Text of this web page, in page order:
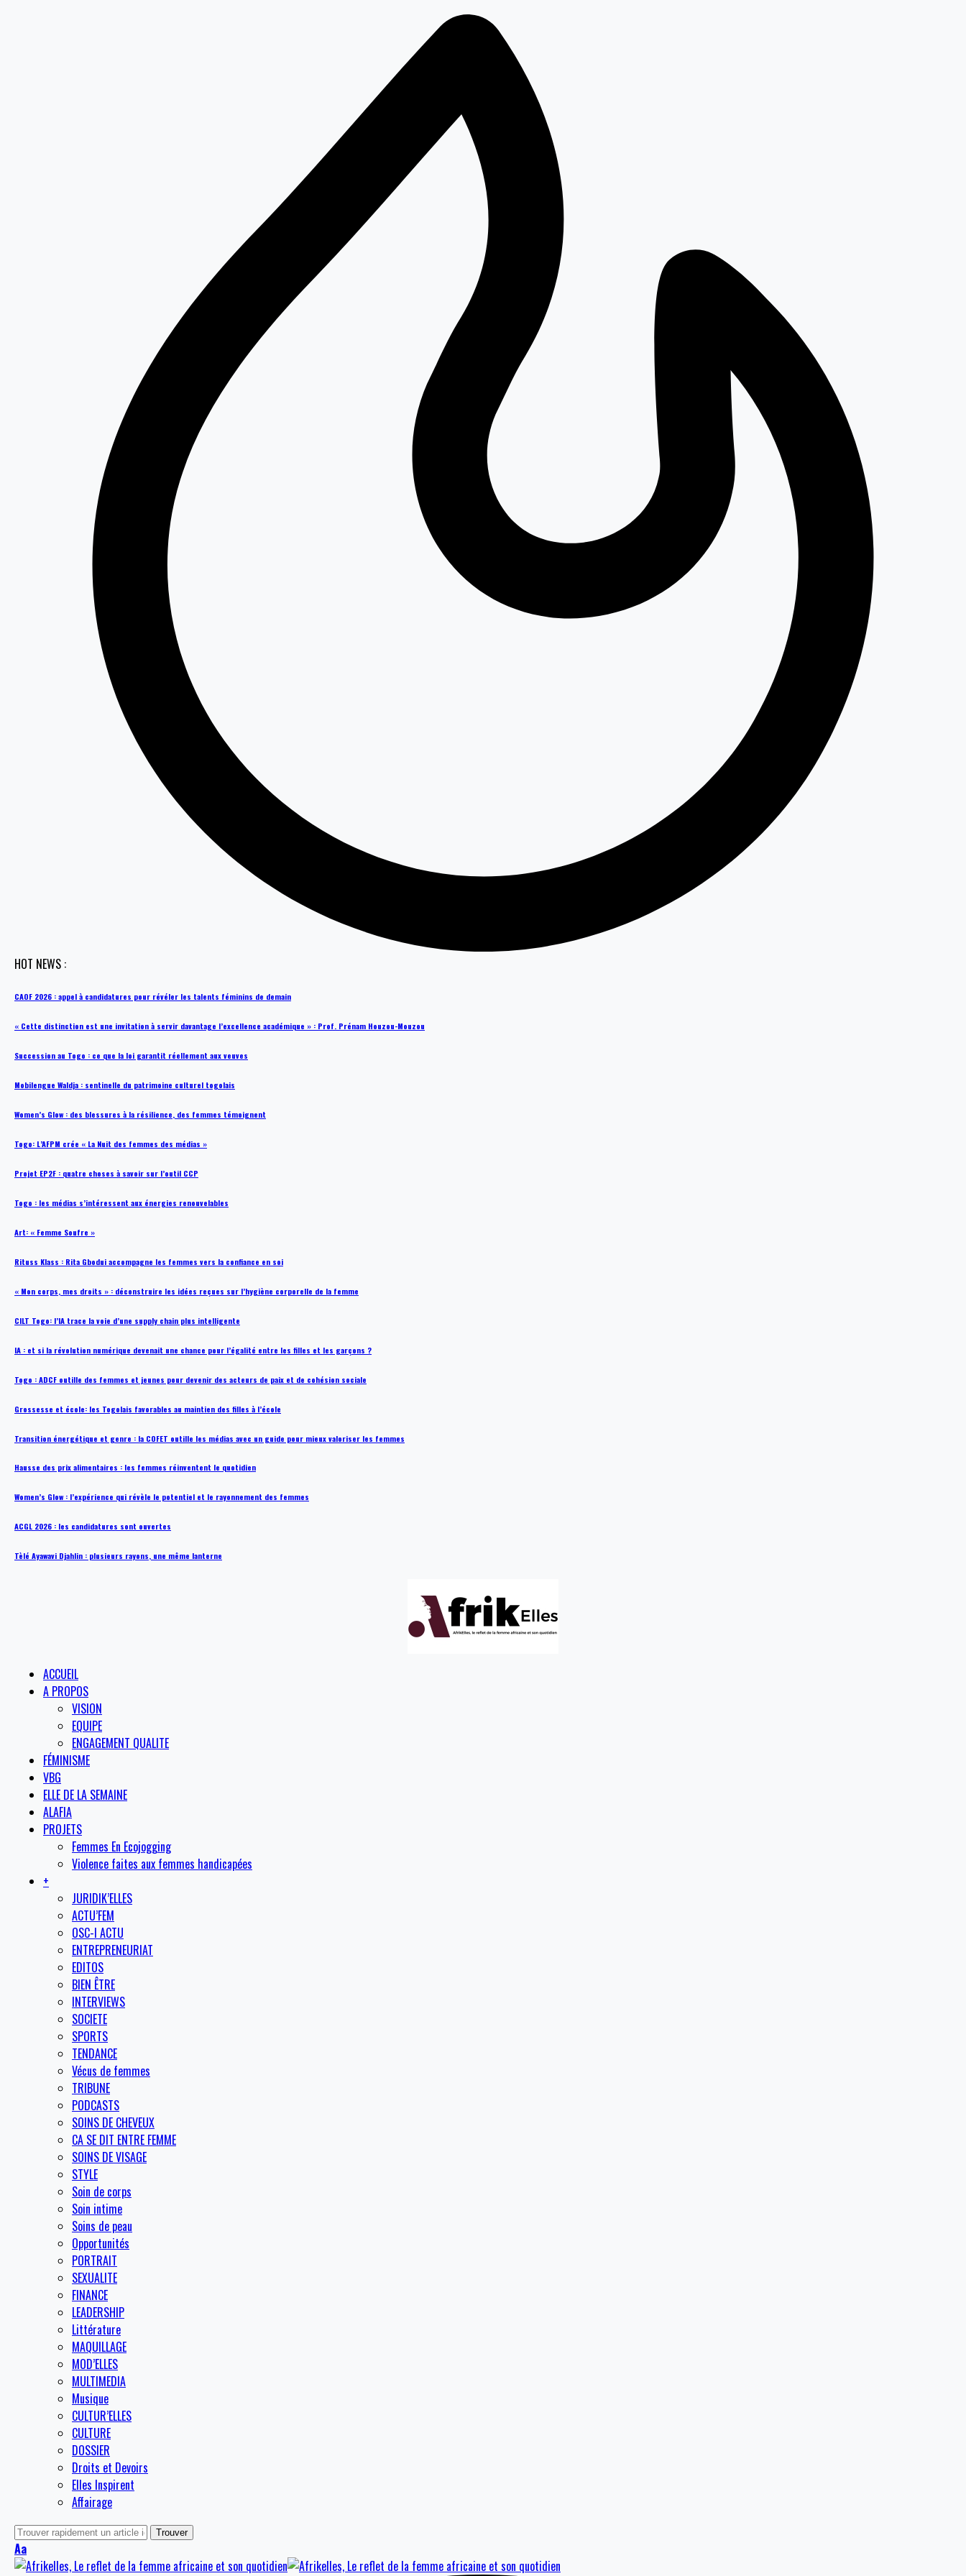
HOT NEWS :
CAOF 2026 : appel à candidatures pour révéler les talents féminins de demain
« Cette distinction est une invitation à servir davantage l’excellence académique » : Prof. Prénam Houzou-Mouzou
Succession au Togo : ce que la loi garantit réellement aux veuves
Mobilengue Waldja : sentinelle du patrimoine culturel togolais
Women’s Glow : des blessures à la résilience, des femmes témoignent
Togo: L’AFPM crée « La Nuit des femmes des médias »
Projet EP2F : quatre choses à savoir sur l’outil CCP
Togo : les médias s’intéressent aux énergies renouvelables
Art: « Femme Soufre »
Rituss Klass : Rita Gbodui accompagne les femmes vers la confiance en soi
« Mon corps, mes droits » : déconstruire les idées reçues sur l’hygiène corporelle de la femme
CILT Togo: l’IA trace la voie d’une supply chain plus intelligente
IA : et si la révolution numérique devenait une chance pour l’égalité entre les filles et les garçons ?
Togo : ADCF outille des femmes et jeunes pour devenir des acteurs de paix et de cohésion sociale
Grossesse et école: les Togolais favorables au maintien des filles à l’école
Transition énergétique et genre : la COFET outille les médias avec un guide pour mieux valoriser les femmes
Hausse des prix alimentaires : les femmes réinventent le quotidien
Women’s Glow : l’expérience qui révèle le potentiel et le rayonnement des femmes
ACGL 2026 : les candidatures sont ouvertes
Tèlé Ayawavi Djahlin : plusieurs rayons, une même lanterne
ACCUEIL
A PROPOS
VISION
EQUIPE
ENGAGEMENT QUALITE
FÉMINISME
VBG
ELLE DE LA SEMAINE
ALAFIA
PROJETS
Femmes En Ecojogging
Violence faites aux femmes handicapées
+
JURIDIK’ELLES
ACTU’FEM
OSC-I ACTU
ENTREPRENEURIAT
EDITOS
BIEN ÊTRE
INTERVIEWS
SOCIETE
SPORTS
TENDANCE
Vécus de femmes
TRIBUNE
PODCASTS
SOINS DE CHEVEUX
CA SE DIT ENTRE FEMME
SOINS DE VISAGE
STYLE
Soin de corps
Soin intime
Soins de peau
Opportunités
PORTRAIT
SEXUALITE
FINANCE
LEADERSHIP
Littérature
MAQUILLAGE
MOD’ELLES
MULTIMEDIA
Musique
CULTUR’ELLES
CULTURE
DOSSIER
Droits et Devoirs
Elles Inspirent
Affairage
Aa